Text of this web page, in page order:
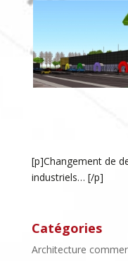
[p]Changement de
industriels… [/p]
Catégories
Architecture